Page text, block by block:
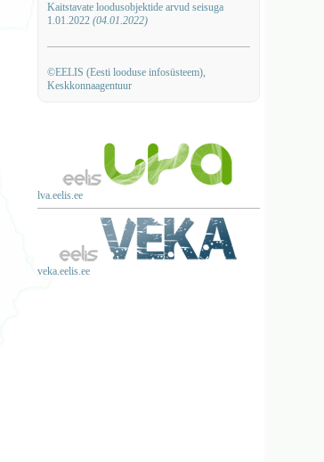
Kaitstavate loodusobjektide arvud seisuga
1.01.2022 (04.01.2022)
©EELIS (Eesti looduse infosüsteem),
Keskkonnaagentuur
lva.eelis.ee
veka.eelis.ee